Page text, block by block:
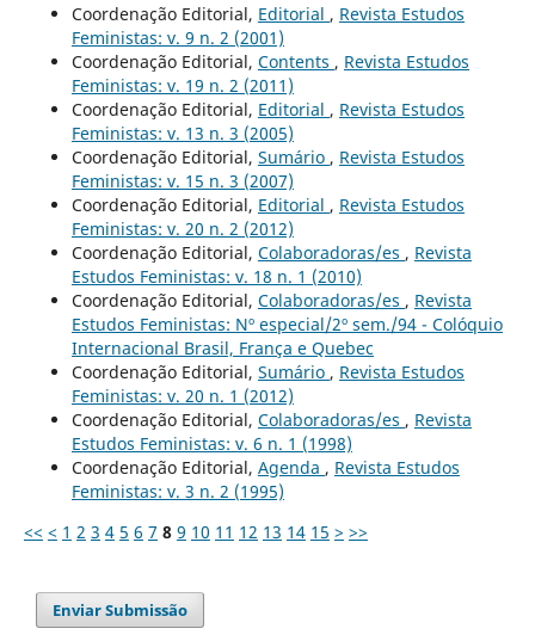
Coordenação Editorial, Editorial , Revista Estudos
Feministas: v. 9 n. 2 (2001)
Coordenação Editorial, Contents , Revista Estudos
Feministas: v. 19 n. 2 (2011)
Coordenação Editorial, Editorial , Revista Estudos
Feministas: v. 13 n. 3 (2005)
Coordenação Editorial, Sumário , Revista Estudos
Feministas: v. 15 n. 3 (2007)
Coordenação Editorial, Editorial , Revista Estudos
Feministas: v. 20 n. 2 (2012)
Coordenação Editorial, Colaboradoras/es , Revista
Estudos Feministas: v. 18 n. 1 (2010)
Coordenação Editorial, Colaboradoras/es , Revista
Estudos Feministas: Nº especial/2º sem./94 - Colóquio
Internacional Brasil, França e Quebec
Coordenação Editorial, Sumário , Revista Estudos
Feministas: v. 20 n. 1 (2012)
Coordenação Editorial, Colaboradoras/es , Revista
Estudos Feministas: v. 6 n. 1 (1998)
Coordenação Editorial, Agenda , Revista Estudos
Feministas: v. 3 n. 2 (1995)
<< < 1 2 3 4 5 6 7 8 9 10 11 12 13 14 15 > >>
Enviar Submissão